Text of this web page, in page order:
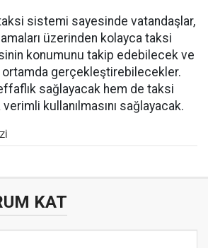
sistemi sayesinde vatandaşlar,
üzerinden kolayca taksi
konumunu takip edebilecek ve
gerçekleştirebilecekler.
sağlayacak hem de taksi
kullanılmasını sağlayacak.
KAT